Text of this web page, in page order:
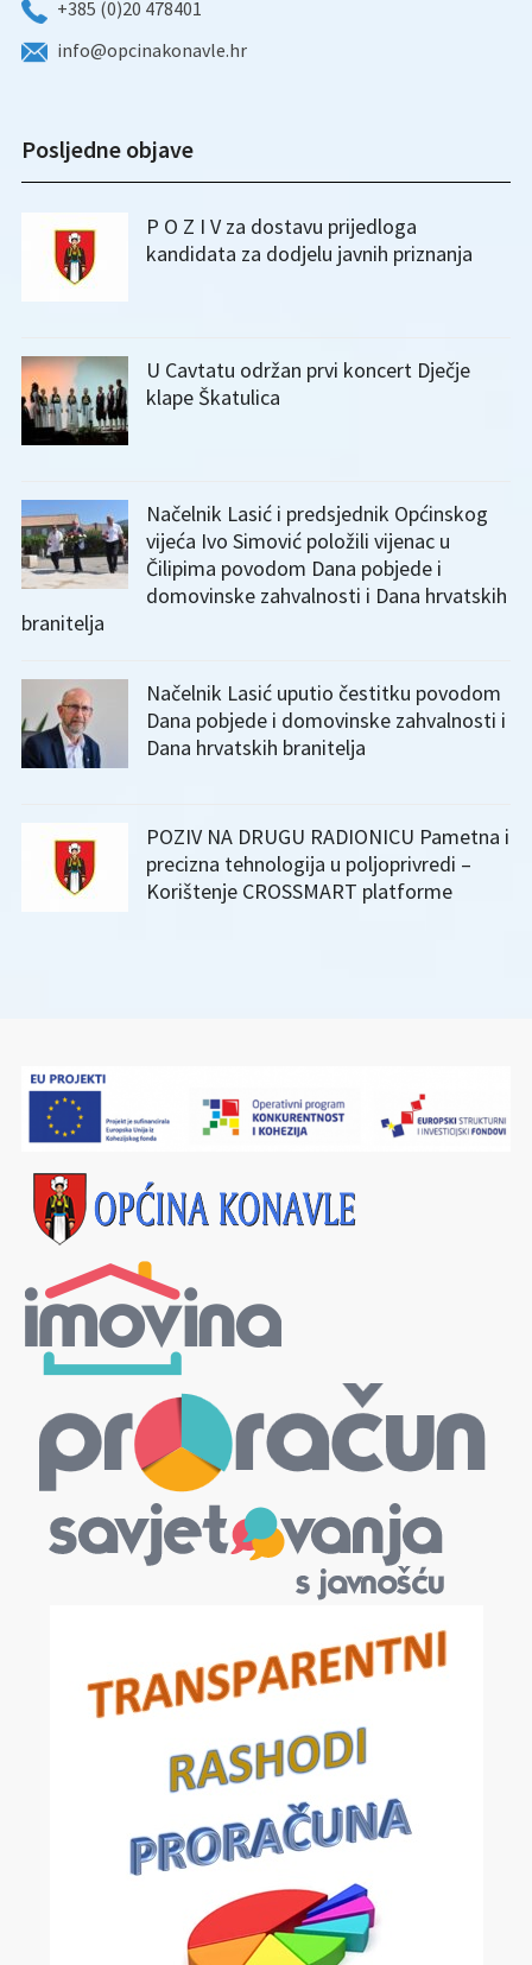
+385 (0)20 478401
info@opcinakonavle.hr
Posljedne objave
P O Z I V za dostavu prijedloga
kandidata za dodjelu javnih priznanja
U Cavtatu održan prvi koncert Dječje
klape Škatulica
Načelnik Lasić i predsjednik Općinskog
vijeća Ivo Simović položili vijenac u
Čilipima povodom Dana pobjede i
domovinske zahvalnosti i Dana hrvatskih
branitelja
Načelnik Lasić uputio čestitku povodom
Dana pobjede i domovinske zahvalnosti i
Dana hrvatskih branitelja
POZIV NA DRUGU RADIONICU Pametna i
precizna tehnologija u poljoprivredi –
Korištenje CROSSMART platforme